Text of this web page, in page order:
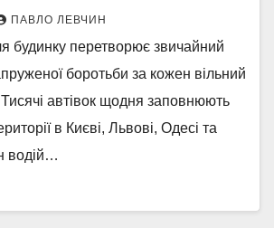
ПАВЛО ЛЕВЧИН
будинку перетворює звичайний
боротьби за кожен вільний
автівок щодня заповнюють
в Києві, Львові, Одесі та
водій…